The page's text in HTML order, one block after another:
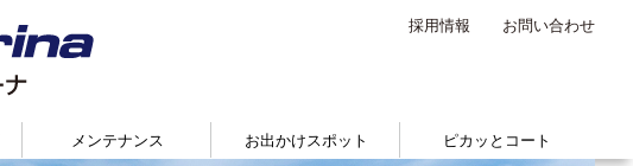
採用情報 お問い合わせ
メンテナンス お出かけスポット ピカッとコート